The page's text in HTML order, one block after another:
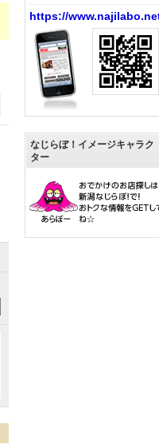
https://
なじらぼ！イメージキャラク
ター